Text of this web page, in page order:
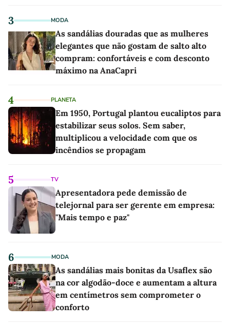
3 MODA
As sandálias douradas que as mulheres
elegantes que não gostam de salto alto
compram: confortáveis e com desconto
máximo na AnaCapri
4 PLANETA
Em 1950, Portugal plantou eucaliptos para
estabilizar seus solos. Sem saber,
multiplicou a velocidade com que os
incêndios se propagam
5 TV
Apresentadora pede demissão de
telejornal para ser gerente em empresa:
"Mais tempo e paz"
6 MODA
As sandálias mais bonitas da Usaflex são
na cor algodão-doce e aumentam a altura
em centímetros sem comprometer o
conforto